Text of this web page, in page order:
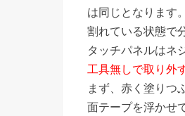
は同じとなります。
割れている状態で
タッチパネルはネ
工具無しで取り外
まず、赤く塗りつ
面テープを浮かせ